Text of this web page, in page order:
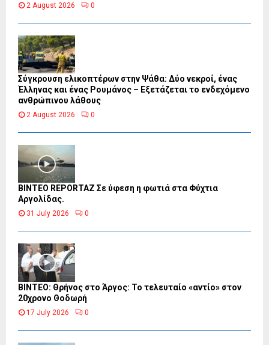
2 August 2026 0
Σύγκρουση ελικοπτέρων στην Ψάθα: Δύο νεκροί, ένας
Έλληνας και ένας Ρουμάνος – Εξετάζεται το ενδεχόμενο
ανθρώπινου λάθους
2 August 2026 0
BINTEO REPORTAZ Σε ύφεση η φωτιά στα Φύχτια
Αργολίδας.
31 July 2026 0
ΒΙΝΤΕΟ: Θρήνος στο Άργος: Το τελευταίο «αντίο» στον
20χρονο Θοδωρή
17 July 2026 0